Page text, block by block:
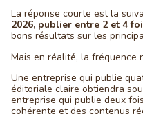
La réponse courte est la
2026, publier entre 2 et 4
bons résultats sur les
Mais en réalité, la fréquence
Une entreprise qui publie
éditoriale claire obtiendra
entreprise qui publie deux
cohérente et des contenus